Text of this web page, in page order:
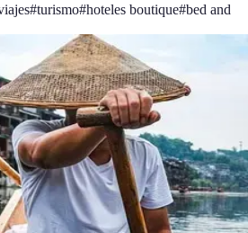
#turismo#hoteles boutique#bed and